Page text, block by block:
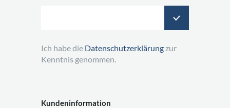
Kundeninformation
Ich habe die Datenschutzerklärung zur
Kenntnis genommen.